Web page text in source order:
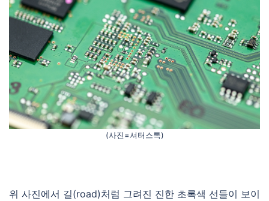
(사진=셔터스톡)
위 사진에서 길(road)처럼 그려진 진한 초록색 선들이 보이